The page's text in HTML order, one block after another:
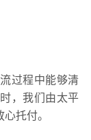
过程中能够清
，我们由太平
托付。